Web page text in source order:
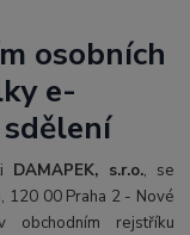
osobních
e-
DAMAPEK, s.r.o., se
120 00 Praha 2 - Nové
obchodním rejstříku